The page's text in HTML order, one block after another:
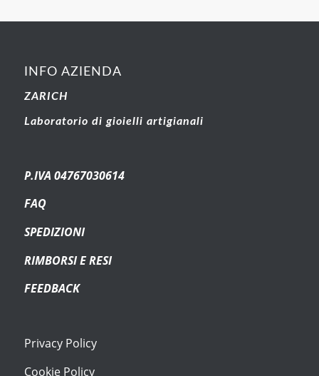
INFO AZIENDA
ZARICH
Laboratorio di gioielli artigianali
P.IVA 04767030614
FAQ
SPEDIZIONI
RIMBORSI E RESI
FEEDBACK
Privacy Policy
Cookie Policy